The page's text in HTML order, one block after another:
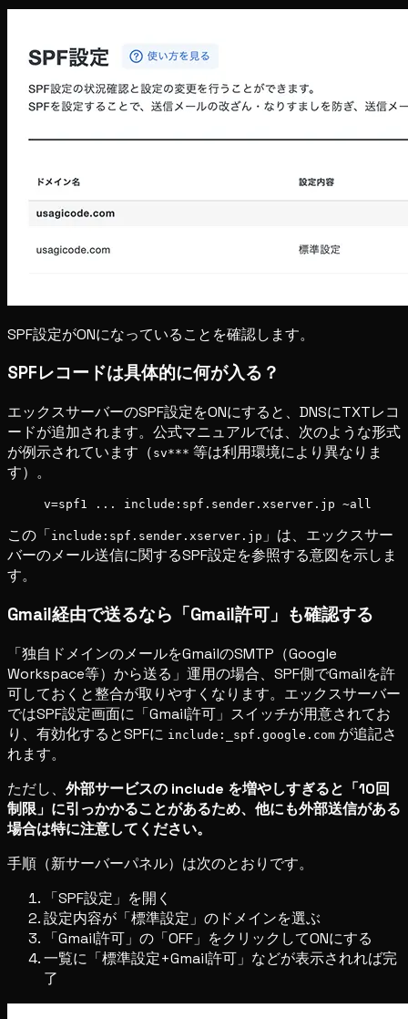
SPF設定がONになっていることを確認します。
SPFレコードは具体的に何が入る？
エックスサーバーのSPF設定をONにすると、DNSにTXTレコ
ードが追加されます。公式マニュアルでは、次のような形式
が例示されています（ sv*** 等は利用環境により異なりま
す）。
v=spf1 ... include:spf.sender.xserver.jp ~all
この「include:spf.sender.xserver.jp 」は、エックスサー
バーのメール送信に関するSPF設定を参照する意図を示しま
す。
Gmail経由で送るなら「Gmail許可」も確認する
「独自ドメインのメールをGmailのSMTP（Google
Workspace等）から送る」運用の場合、SPF側でGmailを許
可しておくと整合が取りやすくなります。エックスサーバー
ではSPF設定画面に「Gmail許可」スイッチが用意されてお
り、有効化するとSPFに include:_spf.google.com が追記さ
れます。
ただし、 外部サービスの include を増やしすぎると「10回
制限」に引っかかることがあるため、他にも外部送信がある
場合は特に注意してください。
手順（新サーバーパネル）は次のとおりです。
「SPF設定」を開く
設定内容が「標準設定」のドメインを選ぶ
「Gmail許可」の「OFF」をクリックしてONにする
一覧に「標準設定+Gmail許可」などが表示されれば完
了